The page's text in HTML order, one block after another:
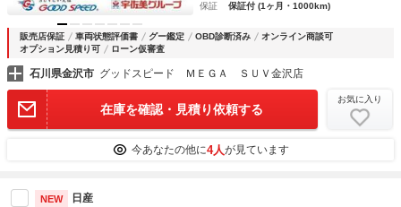
保証
保証付 (1ヶ月・1000km)
販売店保証 車両状態評価書 グー鑑定 OBD診断済み
オンライン商談可
オプション見積り可
ローン仮審査
石川県金沢市 グッドスピード ＭＥＧＡ ＳＵＶ金沢店
在庫を確認・見積り依頼する
お気に入り
今あなたの他に4人が見ています
NEW 日産